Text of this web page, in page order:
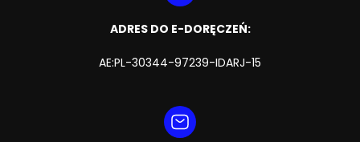
ADRES DO E-DORĘCZEŃ:
AE:PL-30344-97239-IDARJ-15